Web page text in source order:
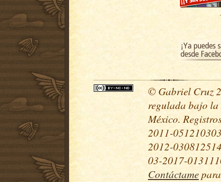
© Gabriel Cruz
regulada bajo la
México.
2011-
2012-
03-2017-
Contáctame